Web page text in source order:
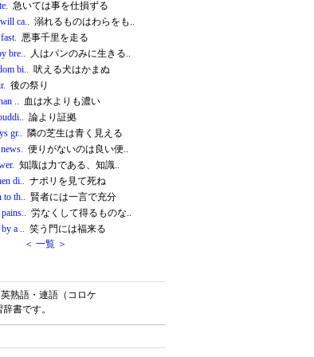
急いては事を仕損ずる
ca.. 溺れるものはわらをも..
悪事千里を走る
bre.. 人はパンのみに生きる..
bi.. 吠える犬はかまぬ
後の祭り
.. 血は水よりも濃い
論より証拠
gr.. 隣の芝生は青く見える
便りがないのは良い便..
知識は力である、知識..
di.. ナポリを見て死ね
to th.. 賢者には一言で充分
労なくして得るものな..
a .. 笑う門には福来る
＜ 一覧 ＞
熟語・連語（コロケ
書です。